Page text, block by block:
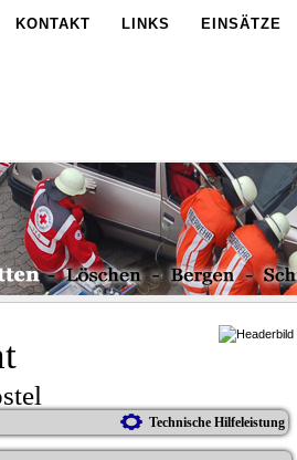
KONTAKT LINKS EINSÄTZE
Technische Hilfeleistung